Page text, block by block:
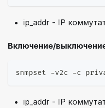
ip_addr - IP
Включение/
snmpset -v2c -c
ip_addr - IP